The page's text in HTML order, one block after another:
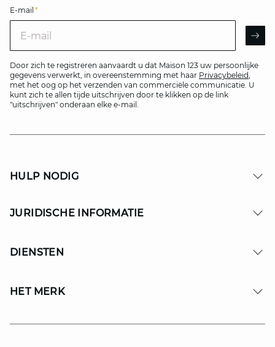
E-mail *
Door zich te registreren aanvaardt u dat Maison 123 uw persoonlijke
gegevens verwerkt, in overeenstemming met haar Privacybeleid,
met het oog op het verzenden van commerciële communicatie. U
kunt zich te allen tijde uitschrijven door te klikken op de link
"uitschrijven" onderaan elke e-mail.
HULP NODIG
JURIDISCHE INFORMATIE
DIENSTEN
HET MERK